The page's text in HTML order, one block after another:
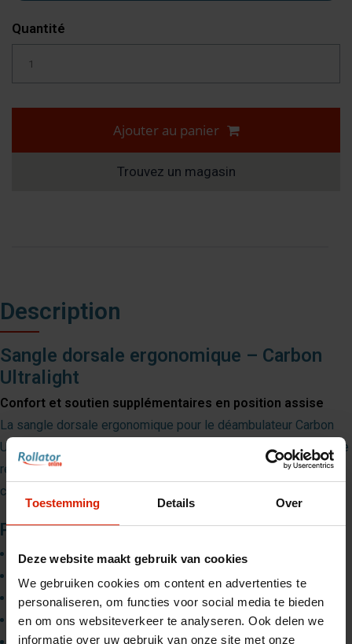
Toestemming Details Over
Deze website maakt gebruik van cookies
We gebruiken cookies om content en advertenties te
personaliseren, om functies voor social media te bieden
en om ons websiteverkeer te analyseren. Ook delen we
informatie over uw gebruik van onze site met onze
Quantité
Ajouter au panier
Trouvez un magasin
Description
Sangle dorsale ergonomique – Carbon
Ultralight
Confort et soutien supplémentaires en position assise
La sangle dorsale ergonomique pour le déambulateur Carbon
Ultralight offre un soutien supplémentaire lors des moments de
repos. Grâce à sa forme incurvée, vous êtes assis
confortablement et dans une position naturelle.
Pourquoi choisir cette sangle dorsale ?
Épouse la forme naturelle du dos
Plus de confort pendant les pauses
Design léger et élégant
Facile à installer et à retirer